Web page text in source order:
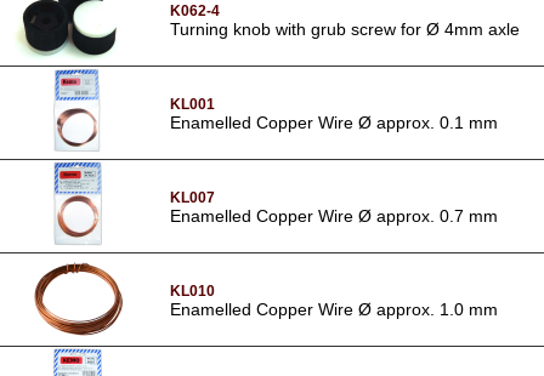
K062-4
Turning knob with grub screw for Ø 4mm axle
KL001
Enamelled Copper Wire Ø approx. 0.1 mm
KL007
Enamelled Copper Wire Ø approx. 0.7 mm
KL010
Enamelled Copper Wire Ø approx. 1.0 mm